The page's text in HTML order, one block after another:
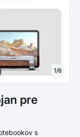
1/6
pre
s